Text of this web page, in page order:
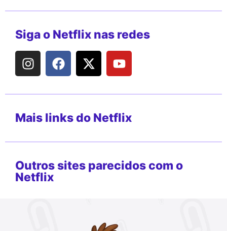
Siga o Netflix nas redes
Mais links do Netflix
Outros sites parecidos com o
Netflix